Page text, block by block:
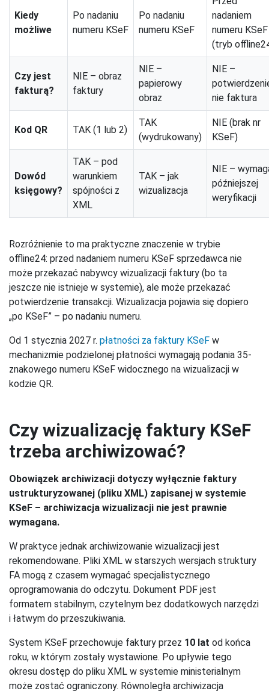
Kiedy
możliwe
Po nadaniu
numeru KSeF
Po nadaniu
numeru KSeF
nadaniem
numeru KSeF
(tryb
Czy jest
fakturą?
NIE – obraz
faktury
NIE –
papierowy
obraz
NIE –
nie faktura
Kod QR TAK (1 lub 2)
TAK
(wydrukowany)
NIE (brak nr
KSeF)
Dowód
księgowy?
TAK – pod
warunkiem
spójności z
XML
TAK – jak
wizualizacja
NIE –
późniejszej
weryfikacji
Rozróżnienie to ma praktyczne znaczenie w trybie
offline24: przed nadaniem numeru KSeF sprzedawca nie
może przekazać nabywcy wizualizacji faktury (bo ta
jeszcze nie istnieje w systemie), ale może przekazać
potwierdzenie transakcji. Wizualizacja pojawia się dopiero
„po KSeF” – po nadaniu numeru.
Od 1 stycznia 2027 r. płatności za faktury KSeF w
mechanizmie podzielonej płatności wymagają podania 35-
znakowego numeru KSeF widocznego na wizualizacji w
kodzie QR.
Czy wizualizację faktury KSeF
trzeba archiwizować?
Obowiązek archiwizacji dotyczy wyłącznie faktury
ustrukturyzowanej (pliku XML) zapisanej w systemie
KSeF – archiwizacja wizualizacji nie jest prawnie
wymagana.
W praktyce jednak archiwizowanie wizualizacji jest
rekomendowane. Pliki XML w starszych wersjach struktury
FA mogą z czasem wymagać specjalistycznego
oprogramowania do odczytu. Dokument PDF jest
formatem stabilnym, czytelnym bez dodatkowych narzędzi
i łatwym do przeszukiwania.
System KSeF przechowuje faktury przez 10 lat od końca
roku, w którym zostały wystawione. Po upływie tego
okresu dostęp do pliku XML w systemie ministerialnym
może zostać ograniczony. Równoległa archiwizacja